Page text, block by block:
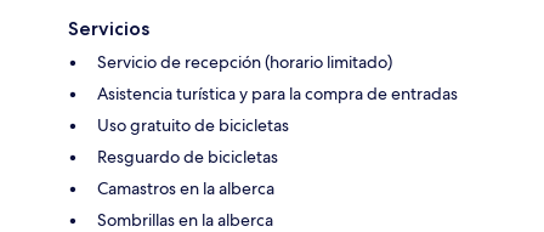
Servicios
Servicio de recepción (horario limitado)
Asistencia turística y para la compra de entradas
Uso gratuito de bicicletas
Resguardo de bicicletas
Camastros en la alberca
Sombrillas en la alberca